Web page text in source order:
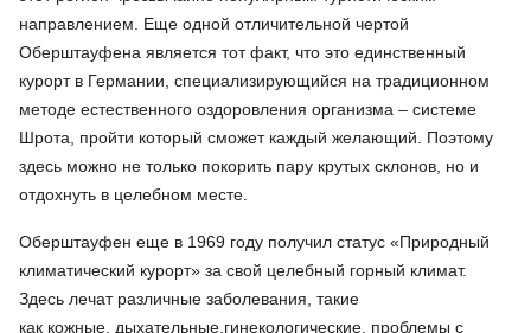
направлением. Еще одной отличительной чертой
Оберштауфена является тот факт, что это единственный
курорт в Германии, специализирующийся на традиционном
методе естественного оздоровления организма – системе
Шрота, пройти который сможет каждый желающий. Поэтому
здесь можно не только покорить пару крутых склонов, но и
отдохнуть в целебном месте.
Оберштауфен еще в 1969 году получил статус «Природный
климатический курорт» за свой целебный горный климат.
Здесь лечат различные заболевания, такие
как кожные, дыхательные,гинекологические, проблемы с